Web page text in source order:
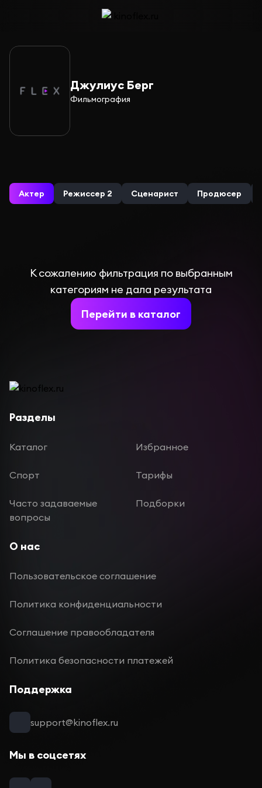
Джулиус Берг
Фильмография
Актер Режиссер 2 Сценарист Продюсер
К сожалению фильтрация по выбранным
категориям не дала результата
Перейти в каталог
Разделы
Каталог Избранное
Спорт Тарифы
Часто задаваемые
вопросы
Подборки
О нас
Пользовательское соглашение
Политика конфиденциальности
Соглашение правообладателя
Политика безопасности платежей
Поддержка
support@kinoflex.ru
Мы в соцсетях